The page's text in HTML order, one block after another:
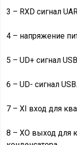
3 – RXD сигнал
4 – напряжение
5 – UD+ сигнал
6 – UD- сигнал USB.
7 – XI вход для
8 – XO выход для